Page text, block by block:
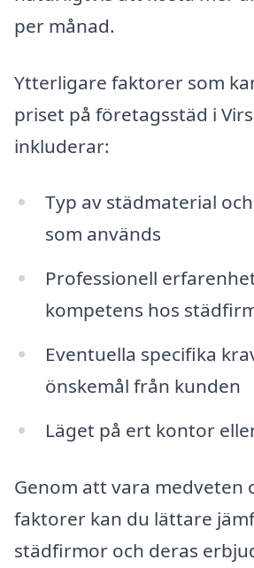
per månad.
Ytterligare faktorer som
priset på företagsstäd i
inkluderar:
Typ av städmaterial
som används
Professionell
kompetens hos
Eventuella specifika
önskemål från kunden
Läget på ert kontor
Genom att vara medveten
faktorer kan du lättare
städfirmor och deras